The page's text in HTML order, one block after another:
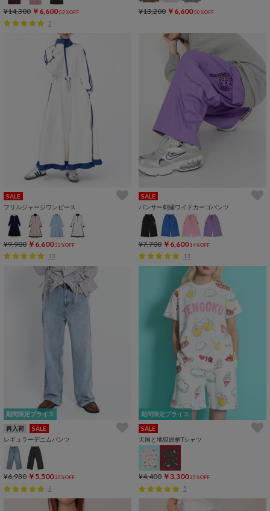
¥14,300 ￥6,600 53%OFF
2
¥13,200 ￥6,600 50%OFF
SALE
フリルジャージワンピース
¥9,900 ￥6,600 33%OFF
13
SALE
パンサー刺繍ワイドカーゴパンツ
¥7,700 ￥6,600 14%OFF
13
期間限定プライス
再入荷
SALE
レギュラーデニムパンツ
¥6,930 ￥5,500 20%OFF
3
期間限定プライス
SALE
天国と地獄総柄Tシャツ
¥4,400 ￥3,300 25%OFF
5